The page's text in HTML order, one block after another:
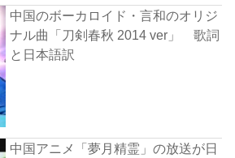
中国のボーカロイド・言和のオリジ
ナル曲「刀剣春秋 2014 ver」 歌詞
と日本語訳
中国アニメ「夢月精霊」の放送が日